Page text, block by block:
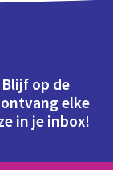
op de
elke
in je inbox!